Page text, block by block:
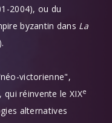
2004), ou du
byzantin dans La
victorienne",
réinvente le XIXe
alternatives